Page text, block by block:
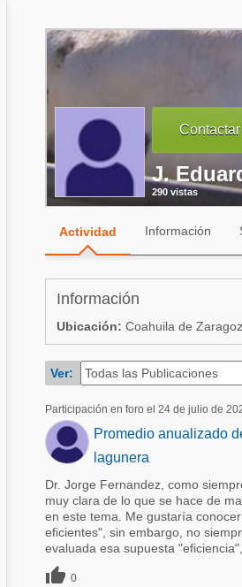
Comunidades en español
Balanceados - Piensos
Ganadería
Porcicultura
Comunidades en inglés
Acuacultura
Micotoxinas
Avicultura
Porcicultura
Lechería
Balanceados - Piensos
Comunidades en portugués
Micotoxinas
Avicultura
Porcicultura
Ganadería
Contactar
J.
290 vistas
Actividad Información
Información
Ubicación: Coahuila de
Ver:
Participación en foro el 24 de julio de
Promedio anualizado
lagunera
Dr. Jorge Fernandez, como
muy clara de lo que se hace de
en este tema. Me gustaría
eficientes", sin embargo, no
evaluada esa supuesta "eficiencia",
 0